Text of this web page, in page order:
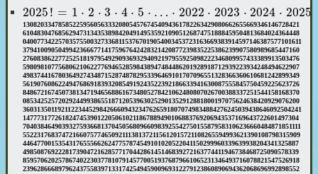
2025! = 1 ⋅ 2 ⋅ 3 ⋅ 4 ⋅ 5 ⋅ … ⋅ 2022 ⋅ 2023 ⋅ 2024 ⋅ 2025
2025! =1 2 3⋅4 5 …⋅ 2022 2023⋅2024⋅2025=
130820334785852259560563332080545767454094361782263429080662655669346146728421
610483047685629473134353898420491495359210905126874751888459504813684024364448
0400773422570357550032733681153767019054003453723163669383914597146387577101611
379410090504994236667714175967642428321420877239835225386239907580989685447160
276083862277252518197954929093693294092197955925098222346809957433389913503476
598098107756806210622776946528598438947484486201928918712939223934248494622907
498374416780364927434871528748782953396469101707096551328366360610681242899349
561907608622494768691839320854919243522392186633941630087555845750459225623726
848672167450738134719465688616734805278421062480807026700388337251544158168370
085342525720292449938655187120539630252901352912881800197075624638420929076200
3603135011921122344529842666094323476265918070749834884276245039438646092504241
147773177261824745390122050610211867889490106883769206943537169643722601497304
7040384649039327593668137045056809660983925542750155879583106236660484871851111
5522317683747216607577465092111381372115612015721108265594993621390108798315909
446477001535431765556626247757874549101020522041150299960339639938204341325887
498508769222817390472162857717044286145146839272163774411946738468725090578339
859570620257867402230377810791457700519376879661065231346493716078821547526918
239628666897962437558397133174254945900969312279123860890694362068696992898552